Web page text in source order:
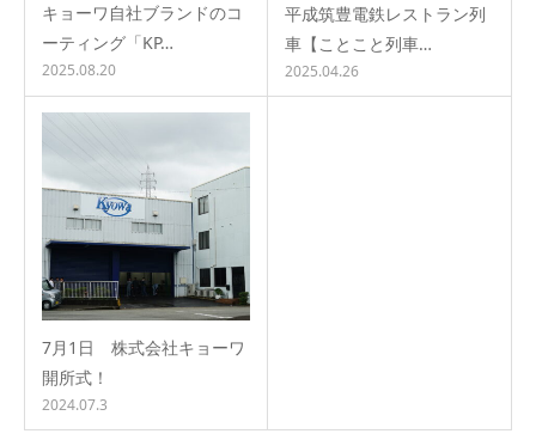
キョーワ自社ブランドのコ
ーティング「KP…
2025.08.20
平成筑豊電鉄レストラン列
車【ことこと列車…
2025.04.26
7月1日 株式会社キョーワ
開所式！
2024.07.3